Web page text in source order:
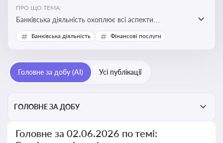
ПРО ЩО ТЕМА:
Банківська діяльність охоплює всі аспекти
регулювання, нагляду та ліцензування банківських
установ
Банківська діяльність Фінансові послуги
Головне за добу (AI) Усі публікації
ГОЛОВНЕ ЗА ДОБУ
Головне за 02.06.2026 по темі: